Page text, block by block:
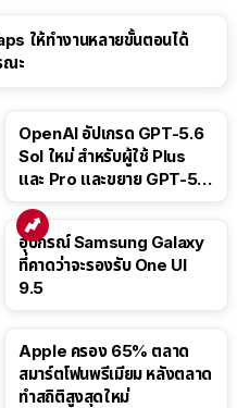
ให้ทำงานหลายขั้นตอนได้
ณะ
OpenAI อัปเกรด GPT-5.6
Sol ใหม่ สำหรับผู้ใช้ Plus
และ Pro และขยาย GPT-5.6
อุปกรณ์ Samsung Galaxy
ที่คาดว่าจะรองรับ One UI
9.5
Apple ครอง 65% ตลาด
สมาร์ตโฟนพรีเมียม หลังตลาด
ทำสถิติสูงสุดใหม่